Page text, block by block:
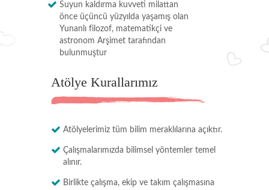
Suyun kaldırma kuvveti milattan
önce üçüncü yüzyılda yaşamış olan
Yunanlı filozof, matematikçi ve
astronom Arşimet tarafından
bulunmuştur
Atölye Kurallarımız
Atölyelerimiz tüm bilim meraklılarına açıktır.
Çalışmalarımızda bilimsel yöntemler temel
alınır.
Birlikte çalışma, ekip ve takım çalışmasına